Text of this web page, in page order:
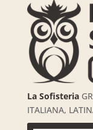
La Sofisteria
ITALIANA,